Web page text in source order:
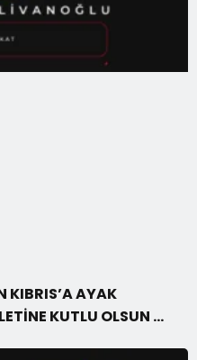
KIBRIS’A AYAK
KUTLU OLSUN …